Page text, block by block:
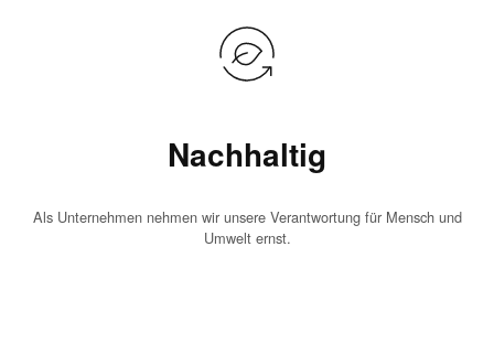
Nachhaltig
Als Unternehmen nehmen wir unsere Verantwortung für Mensch und
Umwelt ernst.